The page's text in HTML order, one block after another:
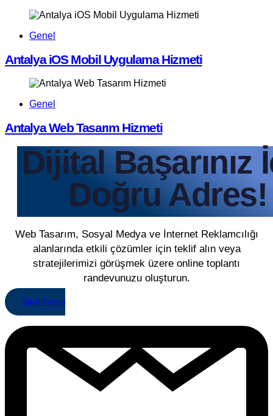
Genel
Antalya iOS Mobil Uygulama Hizmeti
Genel
Antalya Web Tasarım Hizmeti
Dijital Başarınız
Doğru Adres!
Web Tasarım, Sosyal Medya ve İnternet Reklamcılığı
alanlarında etkili çözümler için teklif alın veya
stratejilerimizi görüşmek üzere online toplantı
randevunuzu oluşturun.
Teklif Formu